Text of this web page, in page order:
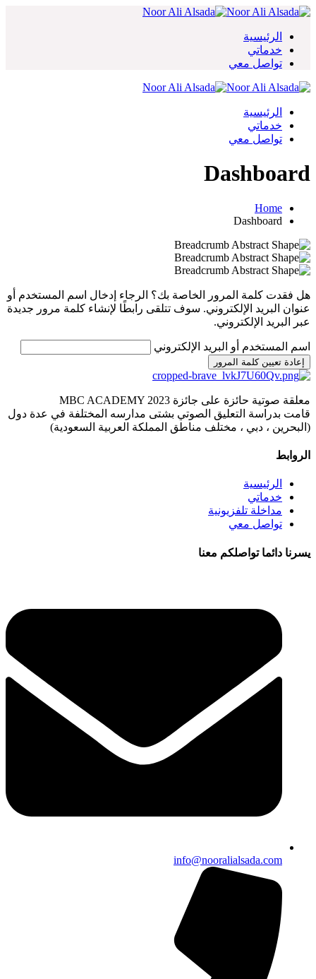
Skip
content الرئيسية
خدماتي
تواصل معي
الرئيسية
خدماتي
تواصل معي
Dashboard
Home
Dashboard
هل فقدت كلمة المرور الخاصة بك؟ الرجاء إدخال اسم المستخدم أو
عنوان البريد الإلكتروني. سوف تتلقى رابطًا لإنشاء كلمة مرور جديدة
عبر البريد الإلكتروني.
اسم المستخدم أو البريد الإلكتروني
إعادة تعيين كلمة المرور
معلقة صوتية حائزة على جائزة MBC ACADEMY 2023
قامت بدراسة التعليق الصوتي بشتى مدارسه المختلفة في عدة دول
(البحرين ، دبي ، مختلف مناطق المملكة العربية السعودية)
الروابط
الرئيسية
خدماتي
مداخلة تلفزيونية
تواصل معي
يسرنا دائما تواصلكم معنا
info@nooralialsada.com